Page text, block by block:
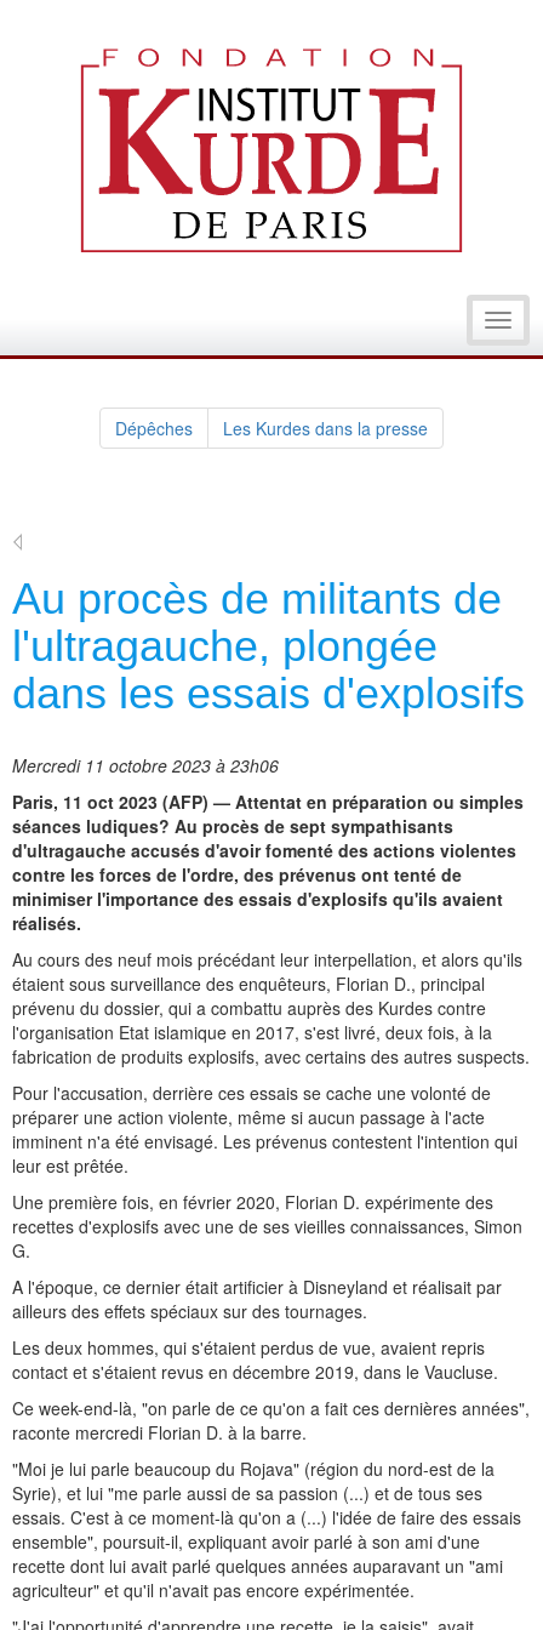
Dépêches Les Kurdes dans la presse
Au procès de militants de
l'ultragauche, plongée
dans les essais d'explosifs
Mercredi 11 octobre 2023 à 23h06
Paris, 11 oct 2023 (AFP) — Attentat en préparation ou simples
séances ludiques? Au procès de sept sympathisants
d'ultragauche accusés d'avoir fomenté des actions violentes
contre les forces de l'ordre, des prévenus ont tenté de
minimiser l'importance des essais d'explosifs qu'ils avaient
réalisés.
Au cours des neuf mois précédant leur interpellation, et alors qu'ils
étaient sous surveillance des enquêteurs, Florian D., principal
prévenu du dossier, qui a combattu auprès des Kurdes contre
l'organisation Etat islamique en 2017, s'est livré, deux fois, à la
fabrication de produits explosifs, avec certains des autres suspects.
Pour l'accusation, derrière ces essais se cache une volonté de
préparer une action violente, même si aucun passage à l'acte
imminent n'a été envisagé. Les prévenus contestent l'intention qui
leur est prêtée.
Une première fois, en février 2020, Florian D. expérimente des
recettes d'explosifs avec une de ses vieilles connaissances, Simon
G.
A l'époque, ce dernier était artificier à Disneyland et réalisait par
ailleurs des effets spéciaux sur des tournages.
Les deux hommes, qui s'étaient perdus de vue, avaient repris
contact et s'étaient revus en décembre 2019, dans le Vaucluse.
Ce week-end-là, "on parle de ce qu'on a fait ces dernières années",
raconte mercredi Florian D. à la barre.
"Moi je lui parle beaucoup du Rojava" (région du nord-est de la
Syrie), et lui "me parle aussi de sa passion (...) et de tous ses
essais. C'est à ce moment-là qu'on a (...) l'idée de faire des essais
ensemble", poursuit-il, expliquant avoir parlé à son ami d'une
recette dont lui avait parlé quelques années auparavant un "ami
agriculteur" et qu'il n'avait pas encore expérimentée.